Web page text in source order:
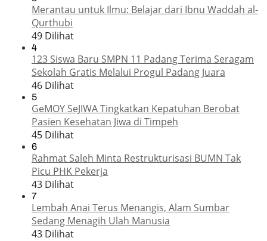
Merantau untuk Ilmu: Belajar dari Ibnu Waddah al-
Qurthubi
49 Dilihat
4
123 Siswa Baru SMPN 11 Padang Terima Seragam
Sekolah Gratis Melalui Progul Padang Juara
46 Dilihat
5
GeMOY SeJIWA Tingkatkan Kepatuhan Berobat
Pasien Kesehatan Jiwa di Timpeh
45 Dilihat
6
Rahmat Saleh Minta Restrukturisasi BUMN Tak
Picu PHK Pekerja
43 Dilihat
7
Lembah Anai Terus Menangis, Alam Sumbar
Sedang Menagih Ulah Manusia
43 Dilihat